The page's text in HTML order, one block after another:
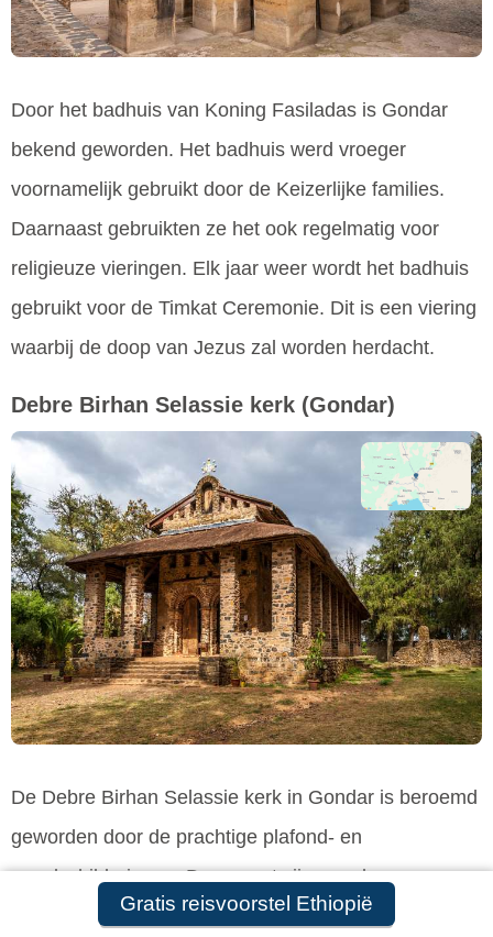
Gratis reisvoorstel Ethiopië
Door het badhuis van Koning Fasiladas is Gondar
bekend geworden. Het badhuis werd vroeger
voornamelijk gebruikt door de Keizerlijke families.
Daarnaast gebruikten ze het ook regelmatig voor
religieuze vieringen. Elk jaar weer wordt het badhuis
gebruikt voor de Timkat Ceremonie. Dit is een viering
waarbij de doop van Jezus zal worden herdacht.
Debre Birhan Selassie kerk (Gondar)
De Debre Birhan Selassie kerk in Gondar is beroemd
geworden door de prachtige plafond- en
wandschilderingen. Daarnaast zijn er vele
voorbeelden van de Ethiopische kerkkunst te zien.